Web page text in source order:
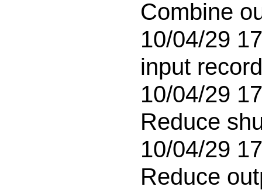
Combine
10/04/29
input
10/04/29
Reduce
10/04/29
Reduce